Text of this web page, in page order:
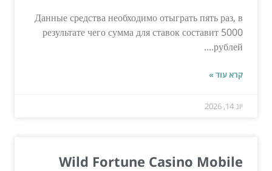
Данные средства необходимо отыграть пять раз, в
результате чего сумма для ставок составит 5000
рублей....
קרא עוד »
יונ 14, 2026
Wild Fortune Casino Mobile